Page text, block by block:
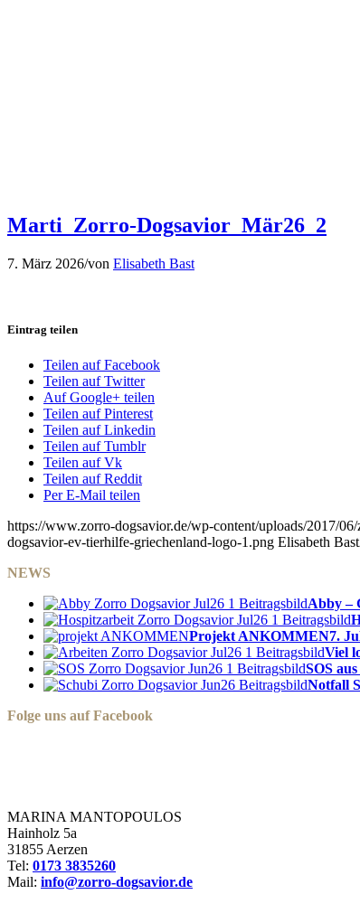
Marti_Zorro-Dogsavior_Mär26_2
7. März 2026/von Elisabeth Bast
Eintrag teilen
Teilen auf Facebook
Teilen auf Twitter
Auf Google+ teilen
Teilen auf Pinterest
Teilen auf Linkedin
Teilen auf Tumblr
Teilen auf Vk
Teilen auf Reddit
Per E-Mail teilen
https://www.zorro-dogsavior.de/wp-content/uploads/2017/
dogsavior-ev-tierhilfe-griechenland-logo-1.png Elisabeth Bast
NEWS
Abby –
Projekt ANKOMMEN7.
Viel
SOS
Notfall
Folge uns auf Facebook
MARINA MANTOPOULOS
Hainholz 5a
31855 Aerzen
Tel: 0173 3835260
Mail: info@zorro-dogsavior.de